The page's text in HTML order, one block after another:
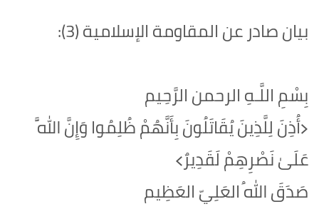
بيان صادر عن المقاومة الإسلامية (3):
بِسْمِ اللَّـهِ الرحمن الرَّحِيم
‏﴿أُذِنَ لِلَّذِينَ يُقَاتَلُونَ بِأَنَّهُمْ ظُلِمُوا وَإِنَّ اللَّهَ
عَلَىٰ نَصْرِهِمْ لَقَدِيرٌ﴾‏
صَدَقَ اللهُ العَلِيّ العَظِيم